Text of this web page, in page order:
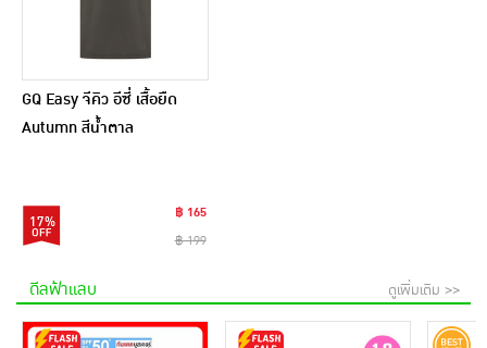
GQ Easy จีคิว อีซี่ เสื้อยืด
Autumn สีน้ำตาล
17%
฿ 165
฿ 199
ดีลฟ้าแลบ ดูเพิ่มเติม >>